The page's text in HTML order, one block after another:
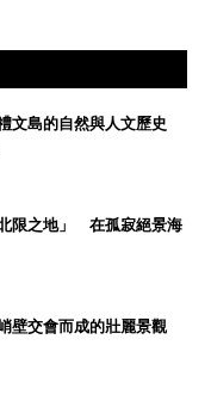
文島的自然與人文歷史
限之地」 在孤寂絕景海
壁交會而成的壯麗景觀